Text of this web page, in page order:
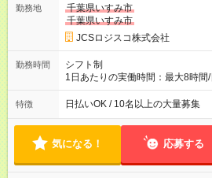
万円／週6日稼働 ・地方郊外エリア 月収40万円／週5日稼働 月
収40万円~50万円／週6日稼働 ＜モデルイメージ＞ ■月収50万
円 (27歳男性/江東区在住)※元建築
(日休み) ■月収80万円(43歳男性/墨田区在住)※元営業 1日200個
勤務地
千葉県いすみ市
千葉県いすみ市
JCSロジスコ株式会社
勤務時間
シフト制
1日あたりの実働時間：最大8時
働8時間） ※週5日勤務（場所次
よって時間外での勤務可能性有り
特徴 日払いOK / 10名以上の大量募集
気になる！ 応募する